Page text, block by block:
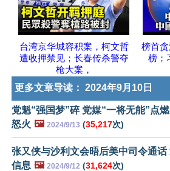
台湾京华城容积案，柯文哲
遭收押禁见；长春传杀警夺
枪大案，
榜首
榜；
更多文章导读： 2024年9月10日
党魁“强国梦”碎 党媒“一将无能”点
怒火 🖼️ 2024/9/13 (35,217次)
张又侠与沙利文会晤后美中司令通话
信息 🖼️ 2024/9/12 (31,624次)